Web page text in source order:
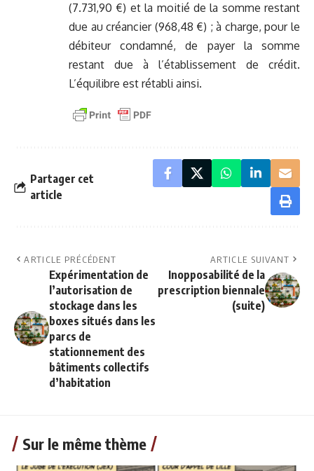
(7.731,90 €) et la moitié de la somme restant
due au créancier (968,48 €) ; à charge, pour le
débiteur condamné, de payer la somme
restant due à l’établissement de crédit.
L’équilibre est rétabli ainsi.
Partager cet
article
ARTICLE PRÉCÉDENT
Expérimentation de
l’autorisation de
stockage dans les
boxes situés dans les
parcs de
stationnement des
bâtiments collectifs
d’habitation
ARTICLE SUIVANT
Inopposabilité de la
prescription biennale
(suite)
Sur le même thème